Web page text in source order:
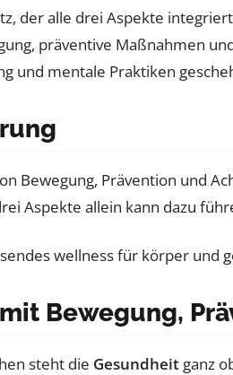
der alle drei Aspekte
präventive Maßnahmen
und mentale Praktiken
Bewegung, Prävention und
Aspekte allein kann dazu
Bewegung,
steht die Gesundheit ganz